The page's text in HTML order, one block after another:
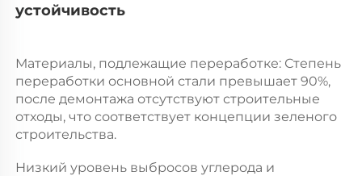
устойчивость
Материалы, подлежащие переработке: Степень
переработки основной стали превышает 90%,
после демонтажа отсутствуют строительные
отходы, что соответствует концепции зеленого
строительства.
Низкий уровень выбросов углерода и